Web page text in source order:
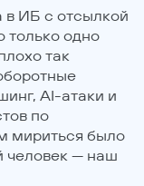
в ИБ с отсылкой
только одно
так
AI-атаки и
по
мириться было
человек — наш